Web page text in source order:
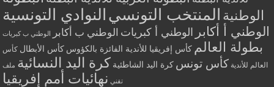
الوطنية المنتخب التونسي النوادي التونسية
الوطني أ أكابر الوطني أ كبريات الوطني ب أكابر الوطني ب كبريات
بطولة العالم كأس إفريقيا للأندية الفائزة بالكؤوس كأس الأبطال كأس
العالم للأندية كأس تونس كرة اليد الشاطئية كرة اليد النسائية ملف
تقني نهائيات أمم إفريقيا